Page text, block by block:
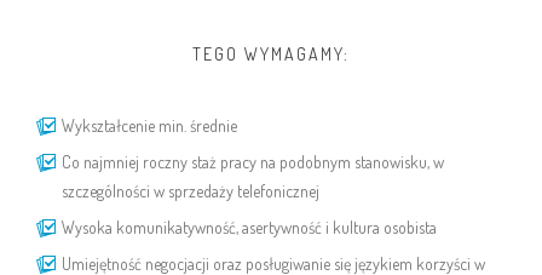
TEGO WYMAGAMY:
Wykształcenie min. średnie
Co najmniej roczny staż pracy na podobnym stanowisku, w
szczególności w sprzedaży telefonicznej
Wysoka komunikatywność, asertywność i kultura osobista
Umiejętność negocjacji oraz posługiwanie się językiem korzyści w